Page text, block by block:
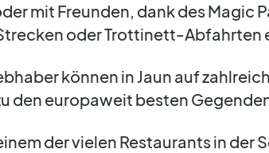
mit Freunden, dank des Magic
oder Trottinett-Abfahrten
können in Jaun auf
den europaweit besten
der vielen Restaurants in